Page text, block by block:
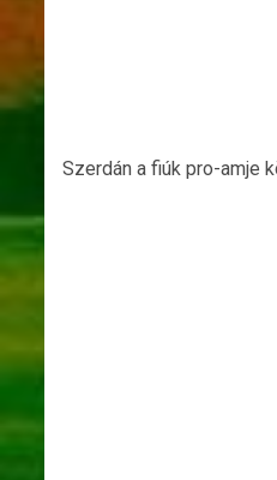
Szerdán a fiúk pro-amje